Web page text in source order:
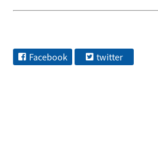
Facebook twitter